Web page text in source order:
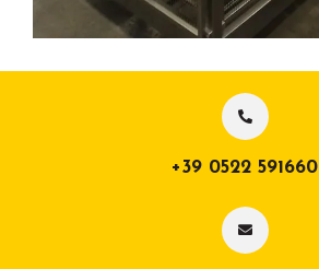
+39 0522 591660